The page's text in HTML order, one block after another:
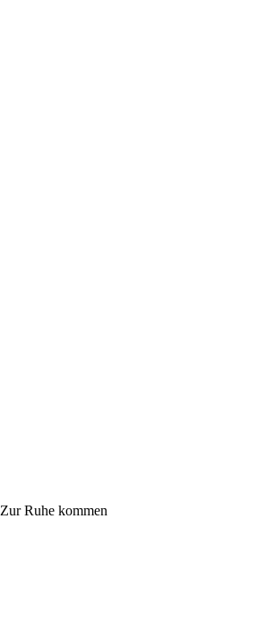
Zur Ruhe kommen